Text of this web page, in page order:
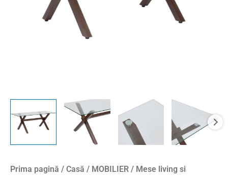
Prima pagină / Casă / MOBILIER / Mese living si
efect
nuc,
180x90x75
cm,